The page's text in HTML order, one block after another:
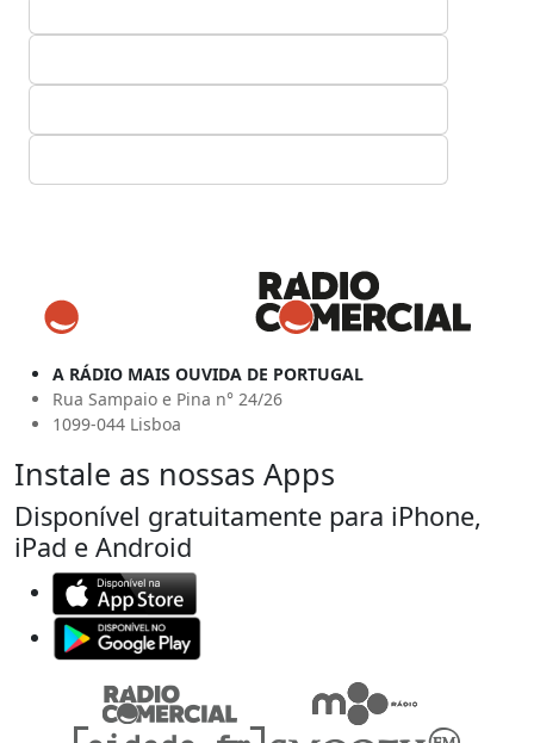
A RÁDIO MAIS OUVIDA DE PORTUGAL
Rua Sampaio e Pina n° 24/26
1099-044 Lisboa
Instale as nossas Apps
Disponível gratuitamente para iPhone,
iPad e Android